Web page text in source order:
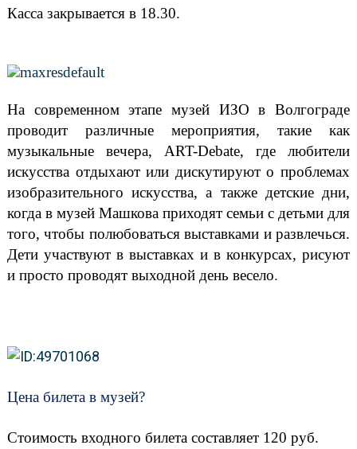
Касса закрывается в 18.30.
На современном этапе музей ИЗО в Волгограде
проводит различные мероприятия, такие как
музыкальные вечера, АRT-Debate, где любители
искусства отдыхают или дискутируют о проблемах
изобразительного искусства, а также детские дни,
когда в музей Машкова приходят семьи с детьми для
того, чтобы полюбоваться выставками и развлечься.
Дети участвуют в выставках и в конкурсах, рисуют
и просто проводят выходной день весело.
Цена билета в музей?
Стоимость входного билета составляет 120 руб.